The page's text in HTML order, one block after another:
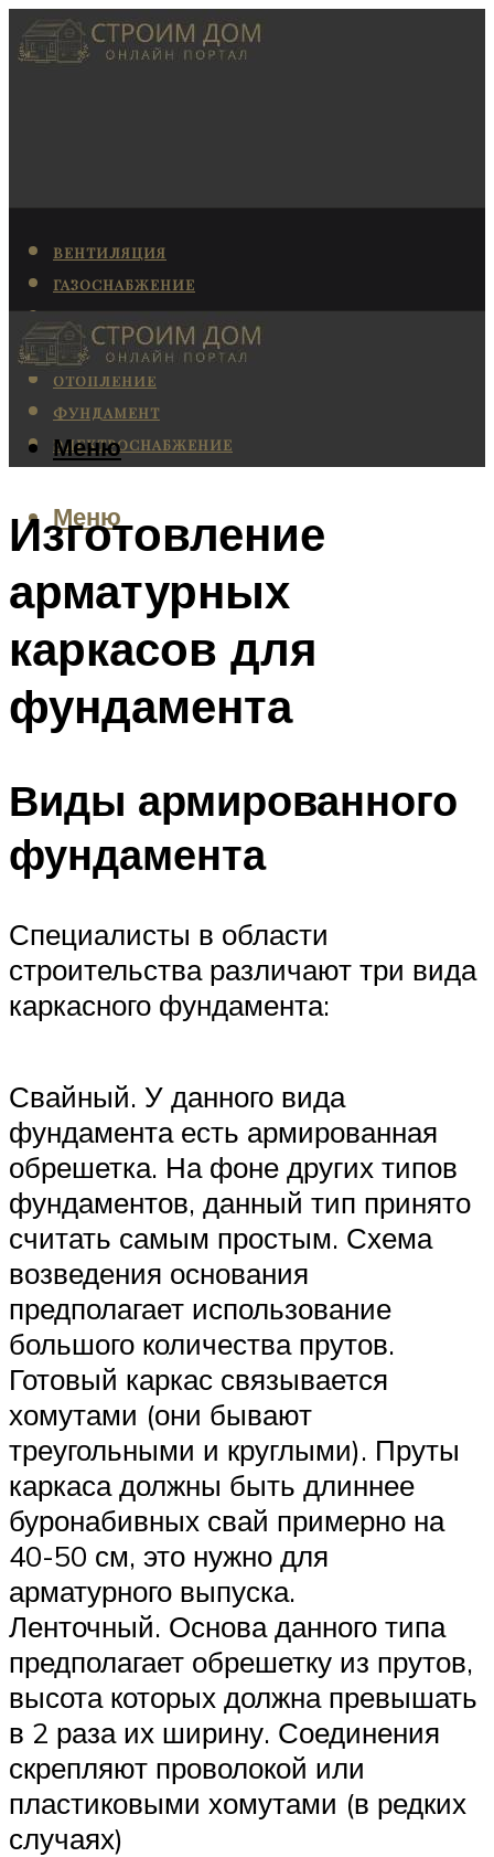
ВЕНТИЛЯЦИЯ
ГАЗОСНАБЖЕНИЕ
КАНАЛИЗАЦИЯ
КОНДИЦИОНИРОВАНИЕ
ОТОПЛЕНИЕ
ФУНДАМЕНТ
ЭЛЕКТРОСНАБЖЕНИЕ
Меню
Меню
Изготовление
арматурных
каркасов для
фундамента
Виды армированного
фундамента
Специалисты в области
строительства различают три вида
каркасного фундамента:
Свайный. У данного вида
фундамента есть армированная
обрешетка. На фоне других типов
фундаментов, данный тип принято
считать самым простым. Схема
возведения основания
предполагает использование
большого количества прутов.
Готовый каркас связывается
хомутами (они бывают
треугольными и круглыми). Пруты
каркаса должны быть длиннее
буронабивных свай примерно на
40-50 см, это нужно для
арматурного выпуска.
Ленточный. Основа данного типа
предполагает обрешетку из прутов,
высота которых должна превышать
в 2 раза их ширину. Соединения
скрепляют проволокой или
пластиковыми хомутами (в редких
случаях)